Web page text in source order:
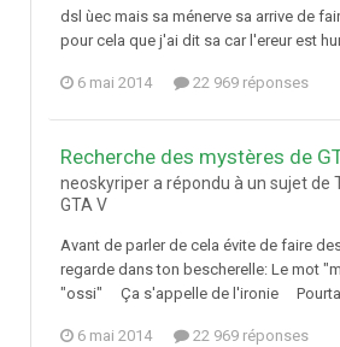
dsl ùec mais sa ménerve sa arrive de
pour cela que j'ai dit sa car l'ereur est
6 mai 2014 22 969 réponses
Recherche des mystères de
neoskyriper a répondu à un sujet de
GTA V
Avant de parler de cela évite de faire
regarde dans ton bescherelle: Le mot
"ossi" Ça s'appelle de l'ironie
6 mai 2014 22 969 réponses